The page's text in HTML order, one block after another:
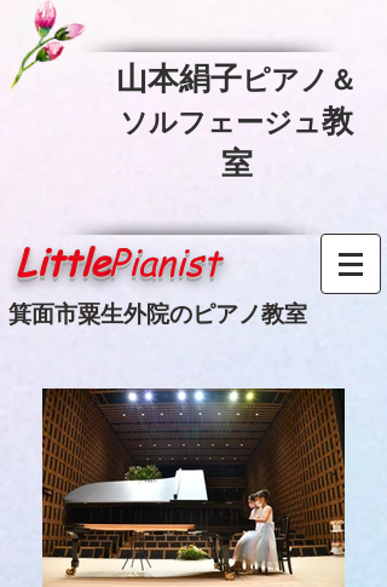
​山本絹子ピアノ＆
ソルフェージュ教
室
LittlePianist
箕面市粟生外院のピアノ教室